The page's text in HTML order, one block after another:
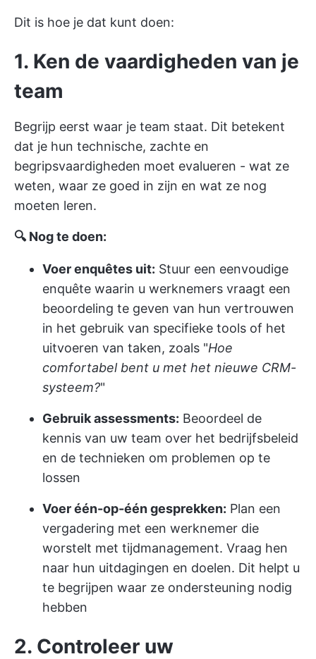
Dit is hoe je dat kunt doen:
1. Ken de vaardigheden van je
team
Begrijp eerst waar je team staat. Dit betekent
dat je hun technische, zachte en
begripsvaardigheden moet evalueren - wat ze
weten, waar ze goed in zijn en wat ze nog
moeten leren.
🔍 Nog te doen:
Voer enquêtes uit: Stuur een eenvoudige
enquête waarin u werknemers vraagt een
beoordeling te geven van hun vertrouwen
in het gebruik van specifieke tools of het
uitvoeren van taken, zoals "Hoe
comfortabel bent u met het nieuwe CRM-
systeem?"
Gebruik assessments: Beoordeel de
kennis van uw team over het bedrijfsbeleid
en de technieken om problemen op te
lossen
Voer één-op-één gesprekken: Plan een
vergadering met een werknemer die
worstelt met tijdmanagement. Vraag hen
naar hun uitdagingen en doelen. Dit helpt u
te begrijpen waar ze ondersteuning nodig
hebben
2. Controleer uw